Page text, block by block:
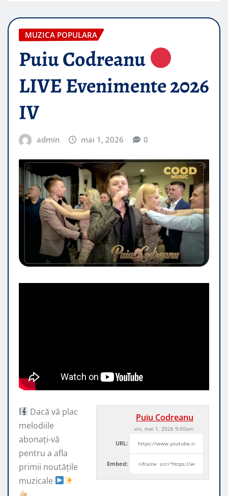
MUZICA POPULARA
Puiu Codreanu
LIVE Evenimente 2026
IV
admin mai 1, 2026 0
Puiu Codreanu
vin, mai 1, 2026 9:00am
URL:
Embed:
Dacă vă plac
melodiile
abonați-vă
pentru a afla
primii noutățile
muzicale